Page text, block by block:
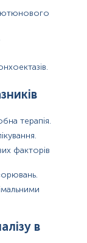
запалення
або
та діапазон
до зміни
терапія.
факторів
в